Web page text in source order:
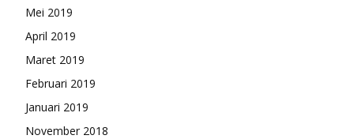
Mei 2019
April 2019
Maret 2019
Februari 2019
Januari 2019
November 2018